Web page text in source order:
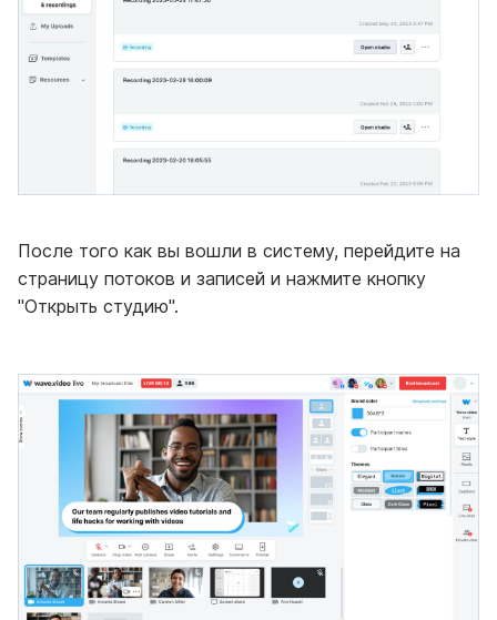
После того как вы вошли в систему, перейдите на
страницу потоков и записей и нажмите кнопку
"Открыть студию".